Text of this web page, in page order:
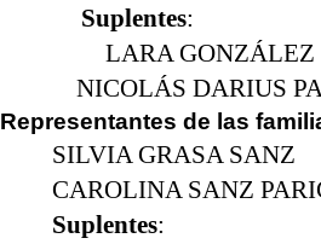
Suplentes:
LARA
NICOLÁS DARIUS
Representantes de las
SILVIA GRASA SANZ
CAROLINA SANZ
Suplentes: